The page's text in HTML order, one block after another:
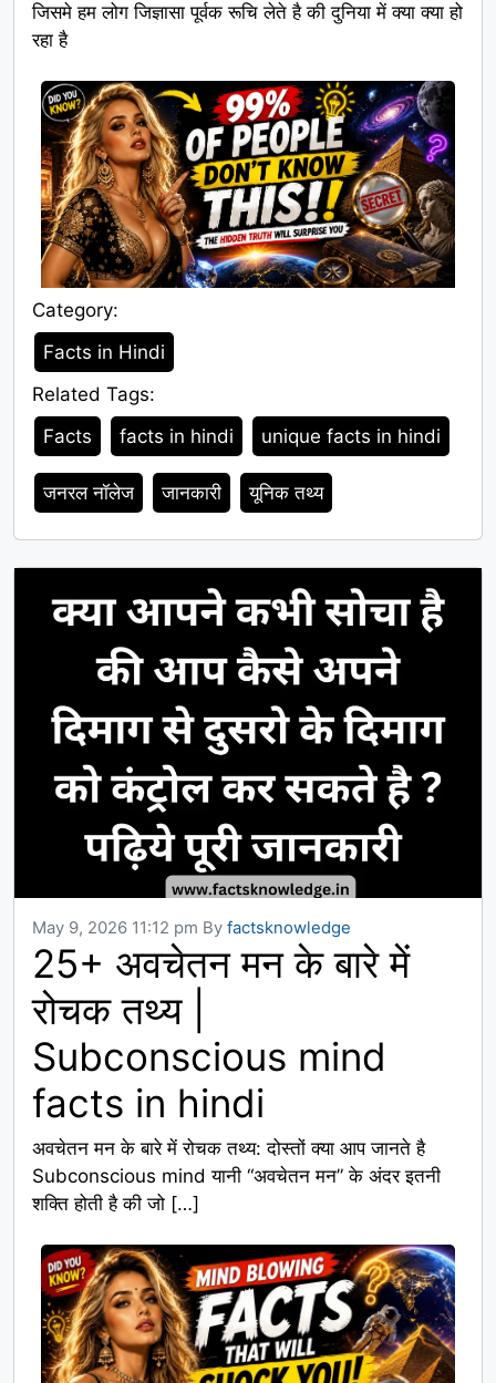
जिसमे हम लोग जिज्ञासा पूर्वक रूचि लेते है की दुनिया में क्या क्या हो
रहा है
Category:
Category
Facts in Hindi
Related Tags:
Tags
Facts facts in hindi unique facts in hindi
जनरल नॉलेज जानकारी यूनिक तथ्य
May 9, 2026 11:12 pm By factsknowledge
25+ अवचेतन मन के बारे में
रोचक तथ्य |
Subconscious mind
facts in hindi
अवचेतन मन के बारे में रोचक तथ्य: दोस्तों क्या आप जानते है
Subconscious mind यानी “अवचेतन मन” के अंदर इतनी
शक्ति होती है की जो […]